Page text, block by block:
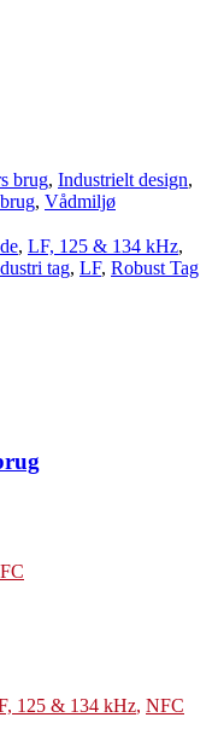
brug, Industrielt design,
, Vådmiljø
, LF, 125 & 134 kHz,
tag, LF, Robust Tag
125 & 134 kHz, NFC